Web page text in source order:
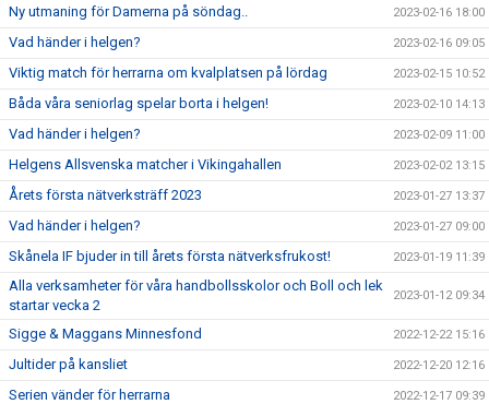
Ny utmaning för Damerna på söndag.. 2023-02-16 18:00
Vad händer i helgen? 2023-02-16 09:05
Viktig match för herrarna om kvalplatsen på lördag 2023-02-15 10:52
Båda våra seniorlag spelar borta i helgen! 2023-02-10 14:13
Vad händer i helgen? 2023-02-09 11:00
Helgens Allsvenska matcher i Vikingahallen 2023-02-02 13:15
Årets första nätverksträff 2023 2023-01-27 13:37
Vad händer i helgen? 2023-01-27 09:00
Skånela IF bjuder in till årets första nätverksfrukost! 2023-01-19 11:39
Alla verksamheter för våra handbollsskolor och Boll och lek
startar vecka 2
2023-01-12 09:34
Sigge & Maggans Minnesfond 2022-12-22 15:16
Jultider på kansliet 2022-12-20 12:16
Serien vänder för herrarna 2022-12-17 09:39